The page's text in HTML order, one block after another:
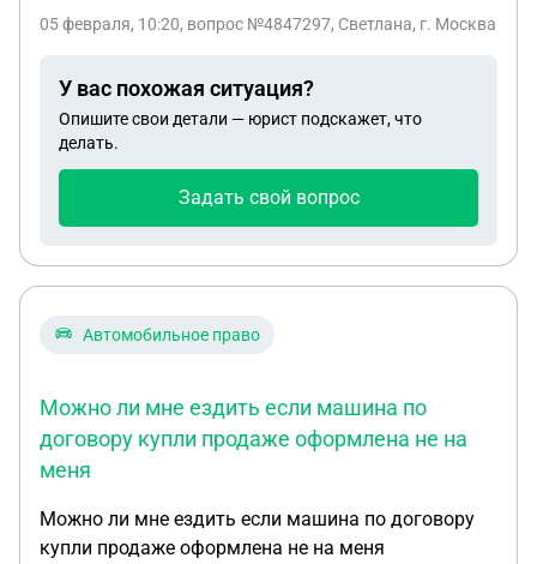
05 февраля, 10:20, вопрос №4847297, Светлана, г. Москва
У вас похожая ситуация?
Опишите свои детали — юрист подскажет, что
делать.
Задать свой вопрос
Автомобильное право
Можно ли мне ездить если машина по
договору купли продаже оформлена не на
меня
Можно ли мне ездить если машина по договору
купли продаже оформлена не на меня